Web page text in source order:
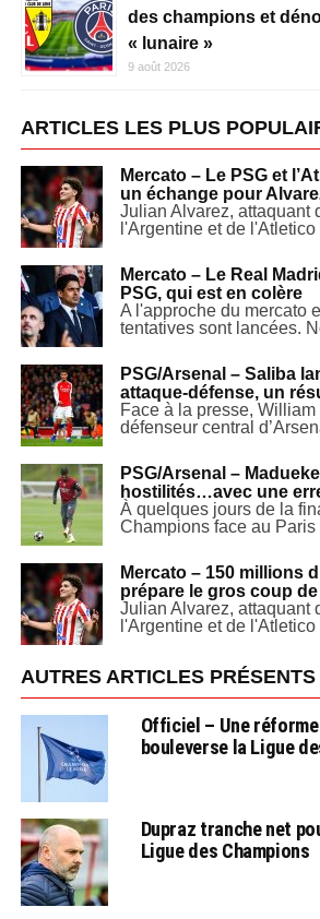
des champions et
« lunaire »
9 août 2026
ARTICLES LES PLUS
Mercato – Le PSG et
un échange pour
Julian Alvarez, attaquant
l'Argentine et de l'Atletico
Mercato – Le Real
PSG, qui est en colère
A l'approche du mercato
tentatives sont lancées.
PSG/Arsenal – Saliba
attaque-défense, un
Face à la presse,
défenseur central
PSG/Arsenal –
hostilités…avec une
À quelques jours de la
Champions face au Paris
Mercato – 150 millions
prépare le gros coup de
Julian Alvarez, attaquant
l'Argentine et de l'Atletico
AUTRES ARTICLES
Officiel – Une
bouleverse la Ligue
Dupraz tranche net
Ligue des Champions